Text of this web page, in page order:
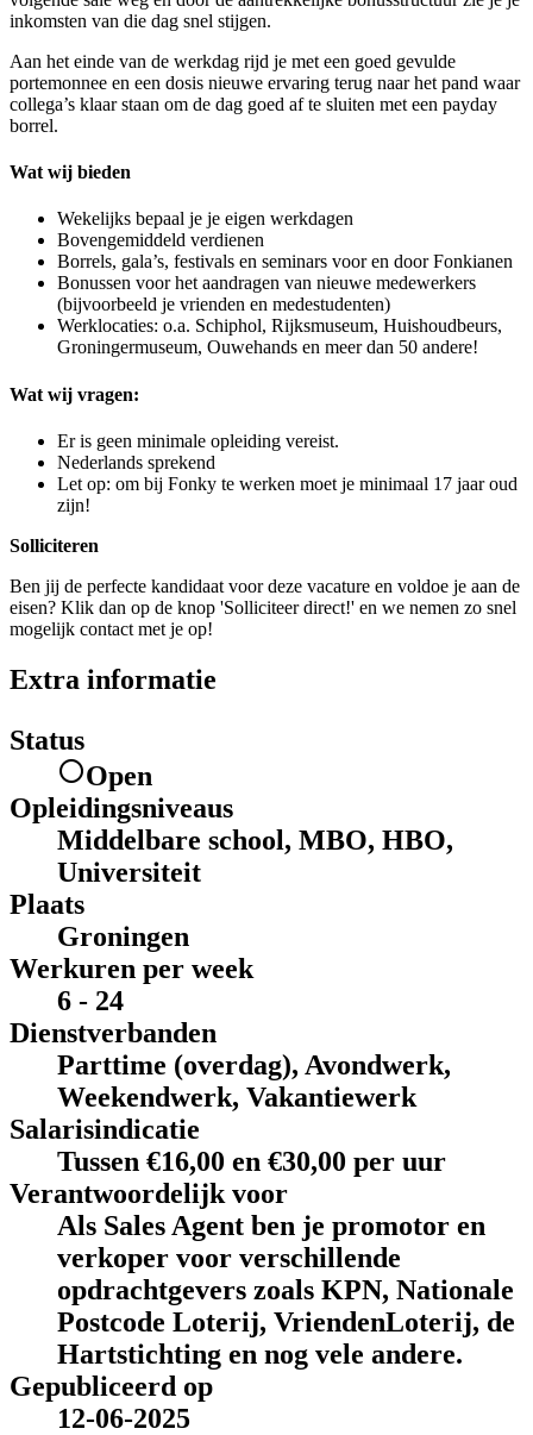
inkomsten van die dag snel stijgen.
Aan het einde van de werkdag rijd je met een goed gevulde
portemonnee en een dosis nieuwe ervaring terug naar het pand waar
collega’s klaar staan om de dag goed af te sluiten met een payday
borrel.
Wat wij bieden
Wekelijks bepaal je je eigen werkdagen
Bovengemiddeld verdienen
Borrels, gala’s, festivals en seminars voor en door Fonkianen
Bonussen voor het aandragen van nieuwe medewerkers
(bijvoorbeeld je vrienden en medestudenten)
Werklocaties: o.a. Schiphol, Rijksmuseum, Huishoudbeurs,
Groningermuseum, Ouwehands en meer dan 50 andere!
Wat wij vragen:
Er is geen minimale opleiding vereist.
Nederlands sprekend
Let op: om bij Fonky te werken moet je minimaal 17 jaar oud
zijn!
Solliciteren
Ben jij de perfecte kandidaat voor deze vacature en voldoe je aan de
eisen? Klik dan op de knop 'Solliciteer direct!' en we nemen zo snel
mogelijk contact met je op!
Extra informatie
Status
Open
Opleidingsniveaus
Middelbare school, MBO, HBO,
Universiteit
Plaats
Groningen
Werkuren per week
6 - 24
Dienstverbanden
Parttime (overdag), Avondwerk,
Weekendwerk, Vakantiewerk
Salarisindicatie
Tussen €16,00 en €30,00 per uur
Verantwoordelijk voor
Als Sales Agent ben je promotor en
verkoper voor verschillende
opdrachtgevers zoals KPN, Nationale
Postcode Loterij, VriendenLoterij, de
Hartstichting en nog vele andere.
Gepubliceerd op
12-06-2025